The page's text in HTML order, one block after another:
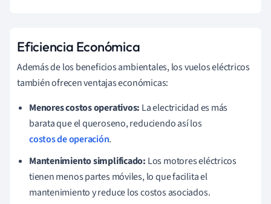
Eficiencia Económica
Además de los beneficios ambientales, los vuelos eléctricos
también ofrecen ventajas económicas:
Menores costos operativos: La electricidad es más
barata que el queroseno, reduciendo así los
costos de operación.
Mantenimiento simplificado: Los motores eléctricos
tienen menos partes móviles, lo que facilita el
mantenimiento y reduce los costos asociados.